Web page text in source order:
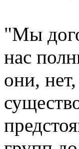
"Мы
нас
они,